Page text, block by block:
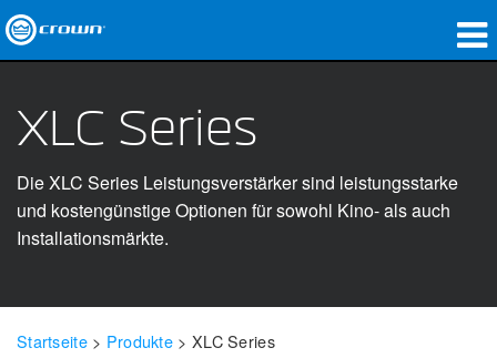
Anwendungen
Netzwerk-Audio
Wo zu kaufen
XLC Series
Die XLC Series Leistungsverstärker sind leistungsstarke
und kostengünstige Optionen für sowohl Kino- als auch
Installationsmärkte.
Startseite> Produkte > XLC Series